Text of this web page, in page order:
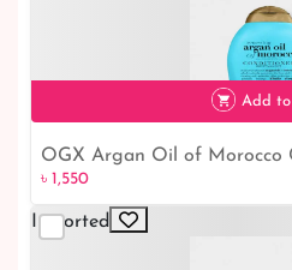
Add
OGX Argan Oil of Morocco
৳ 1,550
Imported